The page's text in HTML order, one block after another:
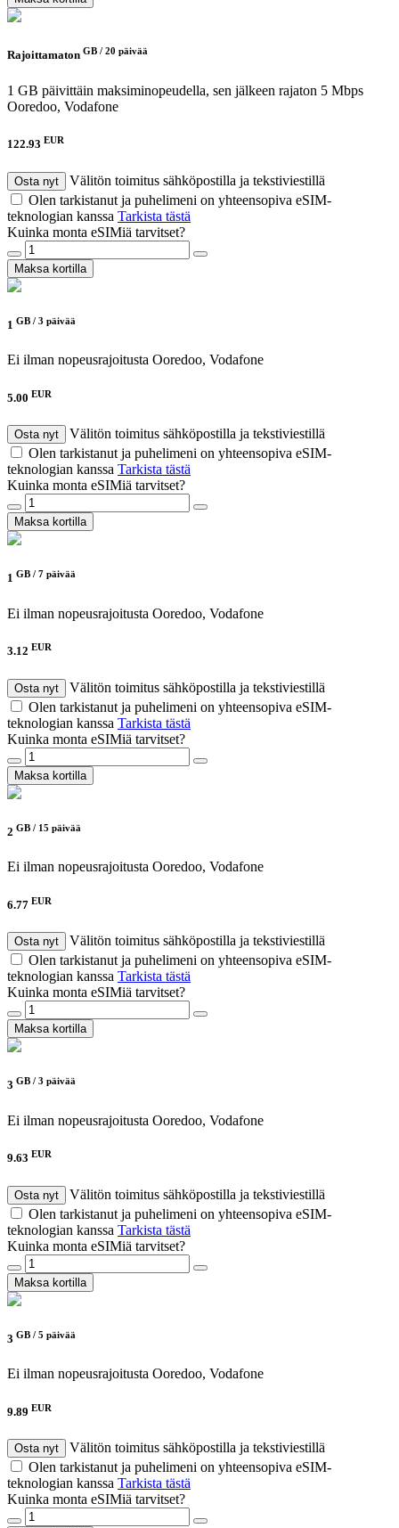
Rajoittamaton GB / 20 päivää
1 GB päivittäin maksiminopeudella, sen jälkeen rajaton 5 Mbps
Ooredoo, Vodafone
122.93 EUR
Osta nyt
Välitön toimitus sähköpostilla ja tekstiviestillä
Olen tarkistanut ja puhelimeni on yhteensopiva eSIM-
teknologian kanssa Tarkista tästä
Kuinka monta eSIMiä tarvitset?
Maksa kortilla
1 GB / 3 päivää
Ei ilman nopeusrajoitusta Ooredoo, Vodafone
5.00 EUR
Osta nyt
Välitön toimitus sähköpostilla ja tekstiviestillä
Olen tarkistanut ja puhelimeni on yhteensopiva eSIM-
teknologian kanssa Tarkista tästä
Kuinka monta eSIMiä tarvitset?
Maksa kortilla
1 GB / 7 päivää
Ei ilman nopeusrajoitusta Ooredoo, Vodafone
3.12 EUR
Osta nyt
Välitön toimitus sähköpostilla ja tekstiviestillä
Olen tarkistanut ja puhelimeni on yhteensopiva eSIM-
teknologian kanssa Tarkista tästä
Kuinka monta eSIMiä tarvitset?
Maksa kortilla
2 GB / 15 päivää
Ei ilman nopeusrajoitusta Ooredoo, Vodafone
6.77 EUR
Osta nyt
Välitön toimitus sähköpostilla ja tekstiviestillä
Olen tarkistanut ja puhelimeni on yhteensopiva eSIM-
teknologian kanssa Tarkista tästä
Kuinka monta eSIMiä tarvitset?
Maksa kortilla
3 GB / 3 päivää
Ei ilman nopeusrajoitusta Ooredoo, Vodafone
9.63 EUR
Osta nyt
Välitön toimitus sähköpostilla ja tekstiviestillä
Olen tarkistanut ja puhelimeni on yhteensopiva eSIM-
teknologian kanssa Tarkista tästä
Kuinka monta eSIMiä tarvitset?
Maksa kortilla
3 GB / 5 päivää
Ei ilman nopeusrajoitusta Ooredoo, Vodafone
9.89 EUR
Osta nyt
Välitön toimitus sähköpostilla ja tekstiviestillä
Olen tarkistanut ja puhelimeni on yhteensopiva eSIM-
teknologian kanssa Tarkista tästä
Kuinka monta eSIMiä tarvitset?